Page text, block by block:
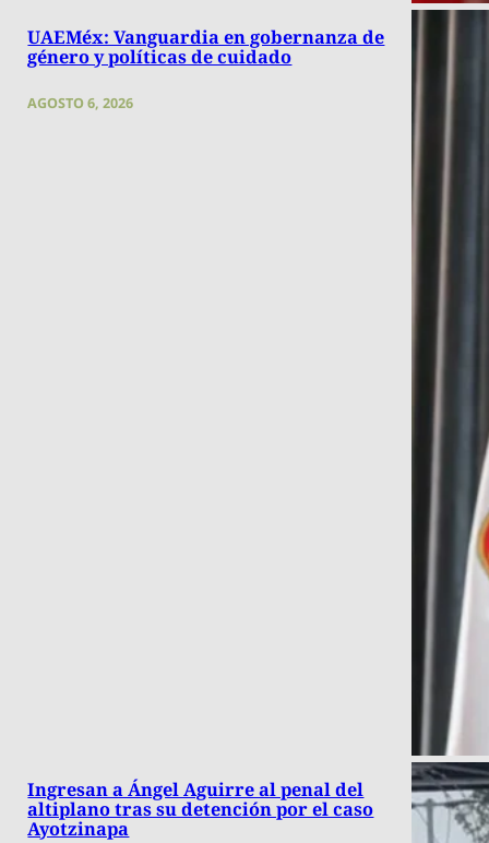
UAEMéx: Vanguardia en gobernanza de
género y políticas de cuidado
AGOSTO 6, 2026
Ingresan a Ángel Aguirre al penal del
altiplano tras su detención por el caso
Ayotzinapa